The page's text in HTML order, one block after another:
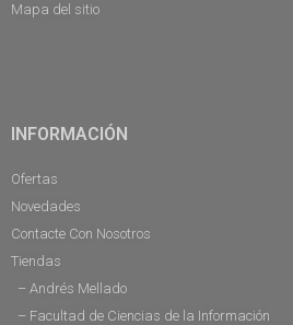
Mapa del sitio
INFORMACIÓN
Ofertas
Novedades
Contacte Con Nosotros
Tiendas
– Andrés Mellado
– Facultad de Ciencias de la Información